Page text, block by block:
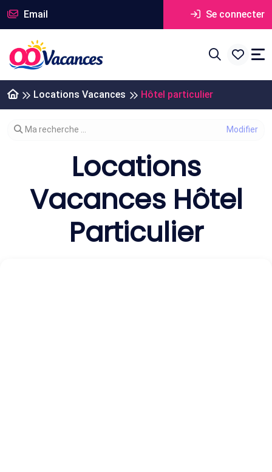
Email Se connecter
Locations Vacances Hôtel particulier
Modifier votre recherche
Ma recherche ...
Locations
Vacances Hôtel
Particulier